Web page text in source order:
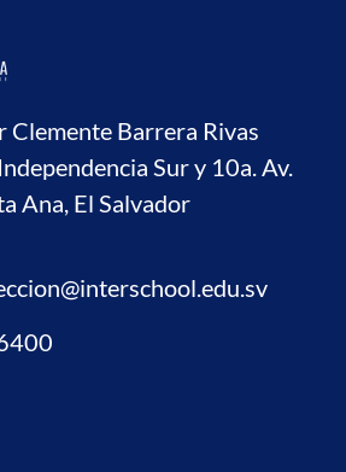
Clemente Barrera Rivas
Sur y 10a. Av.
Ana, El Salvador